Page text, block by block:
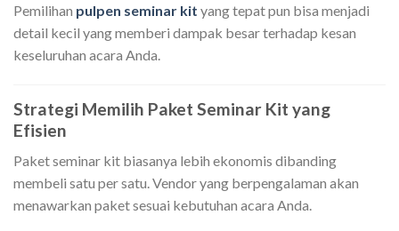
Pemilihan pulpen seminar kit yang tepat pun bisa menjadi
detail kecil yang memberi dampak besar terhadap kesan
keseluruhan acara Anda.
Strategi Memilih Paket Seminar Kit yang
Efisien
Paket seminar kit biasanya lebih ekonomis dibanding
membeli satu per satu. Vendor yang berpengalaman akan
menawarkan paket sesuai kebutuhan acara Anda.